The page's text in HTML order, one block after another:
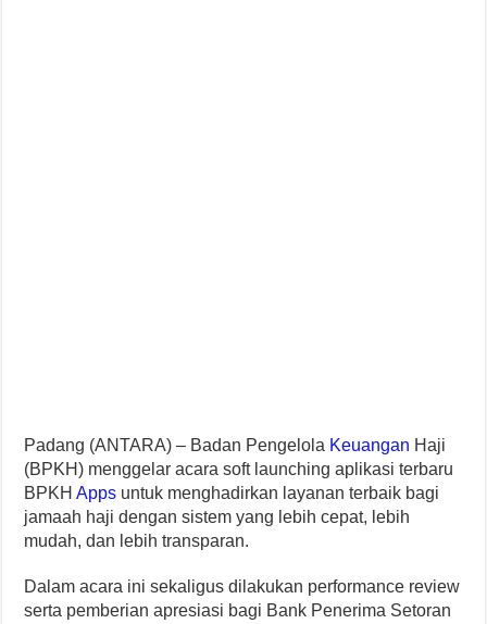
Padang (ANTARA) – Badan Pengelola Keuangan Haji
(BPKH) menggelar acara soft launching aplikasi terbaru
BPKHApps untuk menghadirkan layanan terbaik bagi
jamaah haji dengan sistem yang lebih cepat, lebih
mudah, dan lebih transparan.
Dalam acara ini sekaligus dilakukan performance review
serta pemberian apresiasi bagi Bank Penerima Setoran